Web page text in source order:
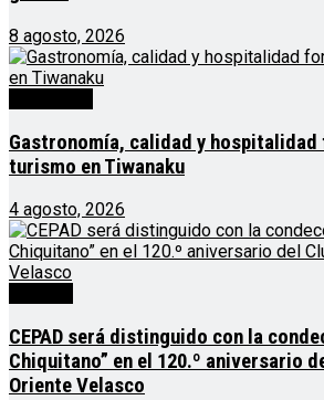
8 agosto, 2026
Gastronomía, calidad y hospitalidad
turismo en Tiwanaku
4 agosto, 2026
CEPAD será distinguido con la
Chiquitano” en el 120.º aniversario
Oriente Velasco